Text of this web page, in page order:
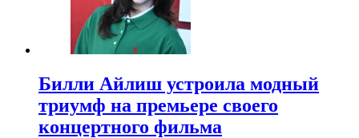
Билли Айлиш устроила модный
триумф на премьере своего
концертного фильма